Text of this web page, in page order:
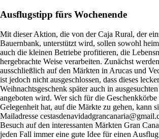
Ausflugstipp fürs Wochenende
Mit dieser Aktion, die von der Caja Rural, der
Bauernbank, unterstützt wird, sollen sowohl
auch die kleinen Betriebe profitieren, die
hergebrachte Weise verarbeiten. Zunächst
ausschließlich auf den Märkten in Arucas und
ist jedoch nicht ausgeschlossen, dass dieses
Weihnachtsgeschenk später auch in
angeboten wird. Wer sich für die Geschenkkörbe
Gelegenheit hat, auf die Märkte zu gehen, kann
Mailadresse
Besuch auf den interessanten Märkten Gran
jeden Fall immer eine gute Idee für einen